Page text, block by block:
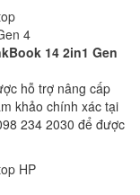
14 2in1 Gen
hỗ trợ nâng cấp
khảo chính xác tại
234 2030 để được